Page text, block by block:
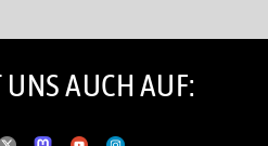
AUCH AUF: